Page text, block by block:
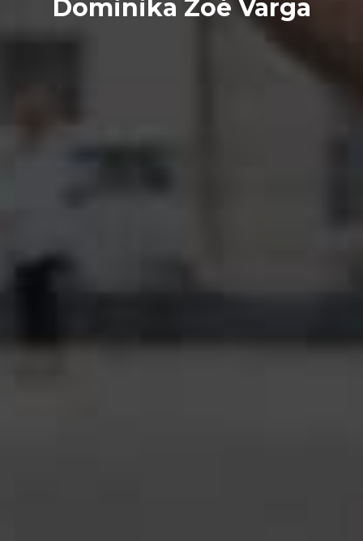
Dominika Zoé Varga